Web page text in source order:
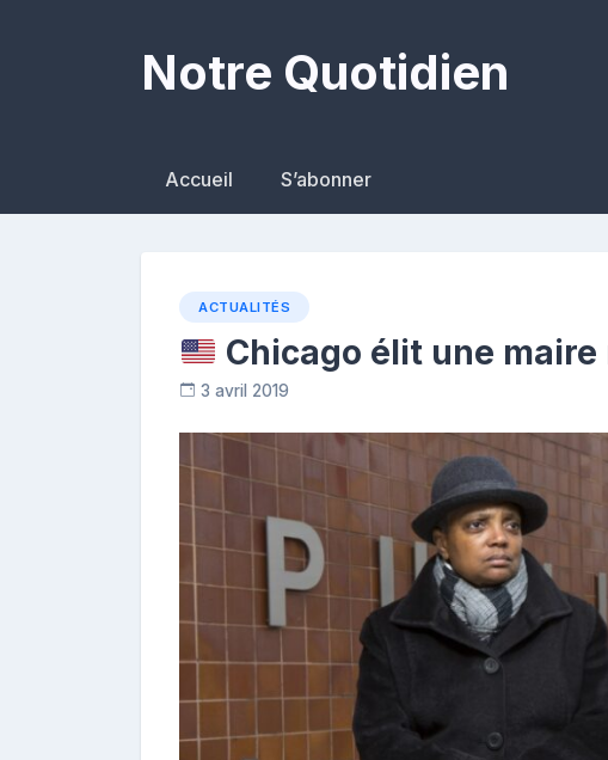
Notre Quotidien
Accueil S’abonner
ACTUALITÉS
Chicago élit une
3 avril 2019
t
e
u